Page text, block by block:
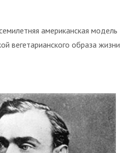
американская модель
вегетарианского образа жизни